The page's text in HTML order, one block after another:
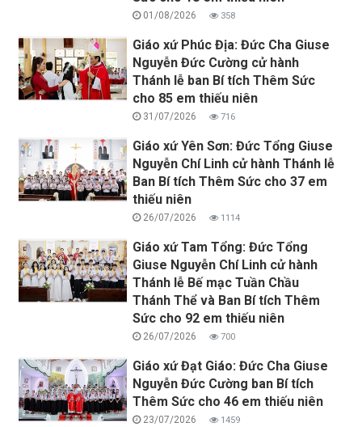
01/08/2026 358
Giáo xứ Phúc Địa: Đức Cha Giuse
Nguyễn Đức Cường cử hành
Thánh lễ ban Bí tích Thêm Sức
cho 85 em thiếu niên
31/07/2026 716
Giáo xứ Yên Sơn: Đức Tổng Giuse
Nguyễn Chí Linh cử hành Thánh lễ
Ban Bí tích Thêm Sức cho 37 em
thiếu niên
26/07/2026 1114
Giáo xứ Tam Tổng: Đức Tổng
Giuse Nguyễn Chí Linh cử hành
Thánh lễ Bế mạc Tuần Chầu
Thánh Thể và Ban Bí tích Thêm
Sức cho 92 em thiếu niên
26/07/2026 700
Giáo xứ Đạt Giáo: Đức Cha Giuse
Nguyễn Đức Cường ban Bí tích
Thêm Sức cho 46 em thiếu niên
23/07/2026 1459